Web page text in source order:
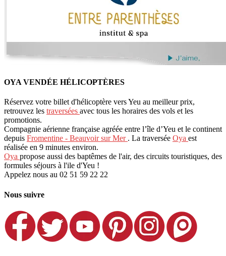
OYA VENDÉE HÉLICOPTÈRES
Réservez votre billet d'hélicoptère vers Yeu au meilleur prix,
retrouvez les traversées avec tous les horaires des vols et les
promotions.
Compagnie aérienne française agréée entre l’île d’Yeu et le continent
depuis Fromentine - Beauvoir sur Mer . La traversée Oya est
réalisée en 9 minutes environ.
Oya propose aussi des baptêmes de l'air, des circuits touristiques, des
formules séjours à l'ile d'Yeu !
Appelez nous au 02 51 59 22 22
Nous suivre